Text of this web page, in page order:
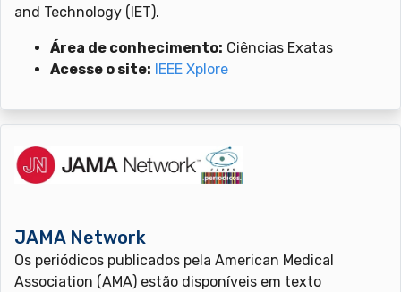
and Technology (IET).
Área de conhecimento: Ciências Exatas
Acesse o site: IEEE Xplore
JAMA Network
Os periódicos publicados pela American Medical
Association (AMA) estão disponíveis em texto